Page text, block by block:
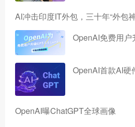
AI冲击印度IT外包，三十年“外包
OpenAI免费用户
OpenAI首款AI硬
OpenAI曝ChatGPT全球画像